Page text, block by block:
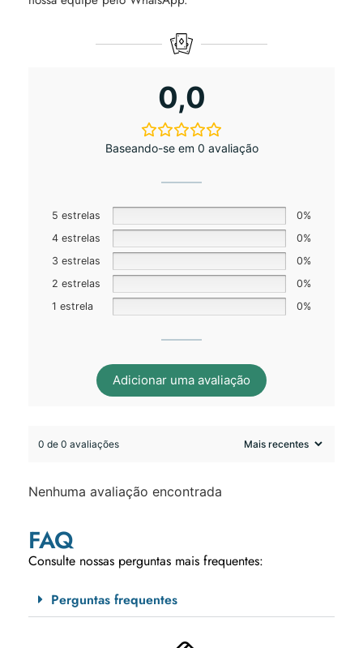
0,0
Baseando-se em 0 avaliação
5 estrelas
0%
4 estrelas
0%
3 estrelas
0%
2 estrelas
0%
1 estrela
0%
Adicionar uma avaliação
0 de 0 avaliações
Nenhuma avaliação encontrada
FAQ
Consulte nossas perguntas mais frequentes:
Perguntas frequentes